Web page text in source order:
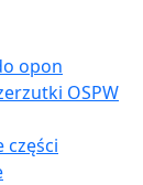
opon
OSPW
części